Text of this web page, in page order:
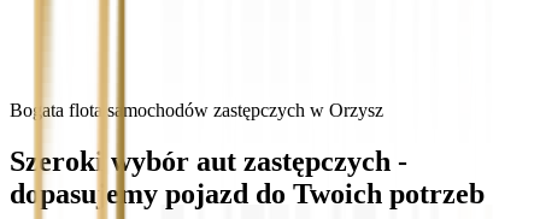
Bogata flota samochodów zastępczych w Orzysz
Szeroki wybór aut zastępczych -
dopasujemy pojazd do Twoich potrzeb